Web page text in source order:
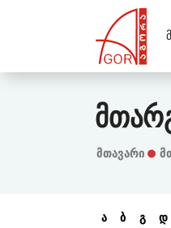
Მთავარი
ა ბ გ დ